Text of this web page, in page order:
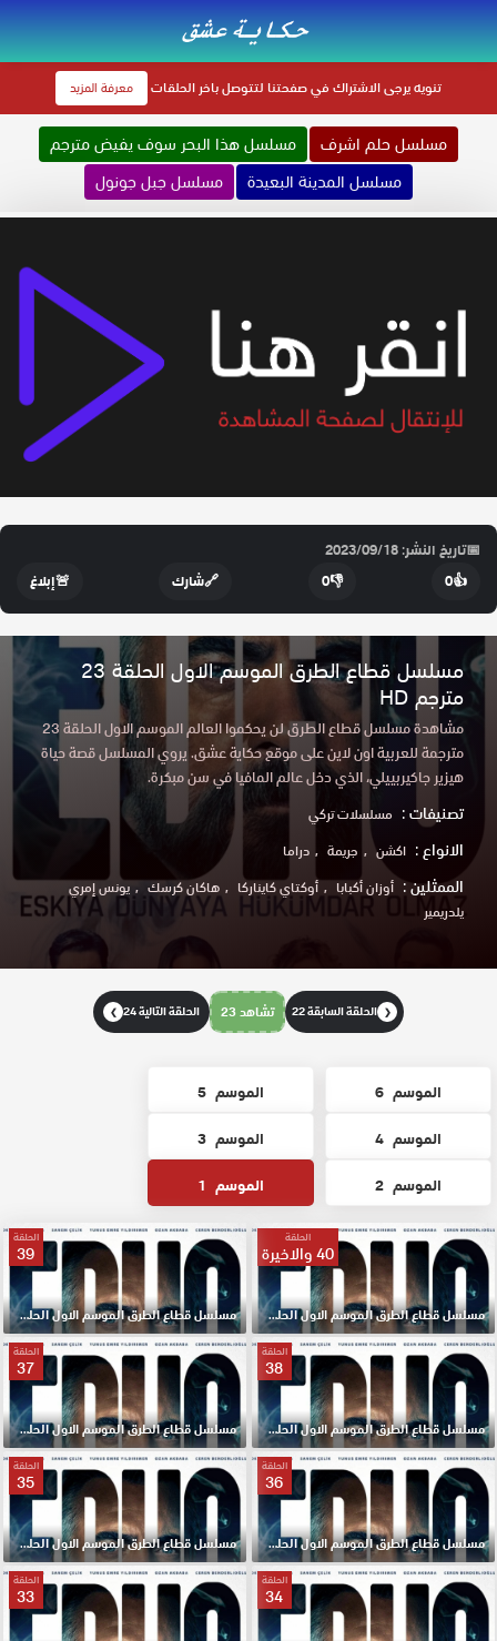
تنويهيرجى الاشتراك في صفحتنا لتتوصل باخر الحلقات معرفة المزيد
مسلسل حلم اشرف
مسلسل هذا البحر سوف يفيض مترجم
مسلسل المدينة البعيدة
مسلسل جبل جونول
📅تاريخ النشر: 2023/09/18
👍
0
👎
0
🔗شارك 🚨إبلاغ
مسلسل قطاع الطرق الموسم الاول الحلقة 23
مترجم HD
مشاهدة مسلسل قطاع الطرق لن يحكموا العالم الموسم الاول الحلقة 23
مترجمة للعربية اون لاين على موقع حكاية عشق. يروي المسلسل قصة حياة
هيزير جاكيربييلي، الذي دخل عالم المافيا في سن مبكرة.
تصنيفات : مسلسلات تركي
الانواع : اكشن جريمة دراما
الممثلين : أوزان أكبابا أوكتاي كايناركا هاكان كرسك
يونس إمري
يلدريمير
❮ الحلقة السابقة 22 تشاهد 23 الحلقة التالية 24 ❯
الموسم 6 الموسم 5
الموسم 4 الموسم 3
الموسم 2 الموسم 1
الحلقة
40 والاخيرة
مسلسل قطاع الطرق الموسم الاول الحلقة 40 والاخيرة مترجم HD
الحلقة
39
مسلسل قطاع الطرق الموسم الاول الحلقة 39 مترجم HD
الحلقة
38
مسلسل قطاع الطرق الموسم الاول الحلقة 38 مترجم HD
الحلقة
37
مسلسل قطاع الطرق الموسم الاول الحلقة 37 مترجم HD
الحلقة
36
مسلسل قطاع الطرق الموسم الاول الحلقة 36 مترجم HD
الحلقة
35
مسلسل قطاع الطرق الموسم الاول الحلقة 35 مترجم HD
الحلقة
34
الحلقة
33